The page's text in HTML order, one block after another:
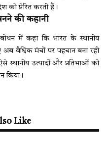
को प्रेरित करती हैं।
की कहानी
में कहा कि भारत के स्थानीय
अब वैश्विक मंचों पर पहचान बना रही
स्थानीय उत्पादों और प्रतिभाओं को
किया।
Like